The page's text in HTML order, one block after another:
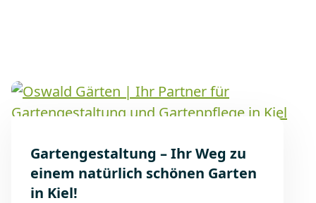
Gartengestaltung – Ihr Weg zu
einem natürlich schönen Garten
in Kiel!